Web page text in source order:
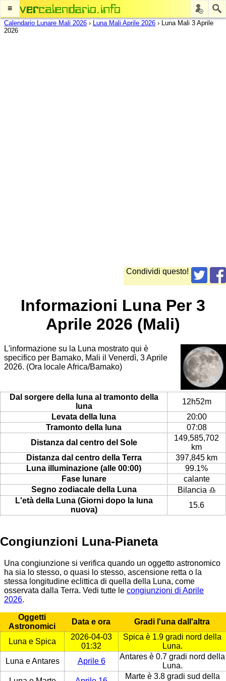
≡
Calendario Lunare Mali 2026 › Luna Mali Aprile 2026 › Luna Mali 3 Aprile
2026
Condividi questo!
Informazioni Luna Per 3
Aprile 2026 (Mali)
L'informazione su la Luna mostrato qui è
specifico per Bamako, Mali il Venerdì, 3 Aprile
2026. (Ora locale Africa/Bamako)
Dal sorgere della luna al tramonto della
luna
12h52m
Levata della luna
20:00
Tramonto della luna
07:08
Distanza dal centro del Sole
149,585,702
km
Distanza dal centro della Terra
397,845 km
Luna illuminazione (alle 00:00)
99.1%
Fase lunare
calante
Segno zodiacale della Luna
Bilancia ♎
L'età della Luna (Giorni dopo la luna
nuova)
15.6
Congiunzioni Luna-Pianeta
Una congiunzione si verifica quando un oggetto astronomico
ha sia lo stesso, o quasi lo stesso, ascensione retta o la
stessa longitudine eclittica di quella della Luna, come
osservata dalla Terra. Vedi tutte le congiunzioni di Aprile
2026.
Oggetti
Astronomici
Data e ora Gradi l'una dall'altra
Luna e Spica
2026-04-03
01:32
Spica è 1.9 gradi nord della
Luna.
Luna e Antares
Aprile 6
Antares è 0.7 gradi nord della
Luna.
Marte è 3.8 gradi sud della